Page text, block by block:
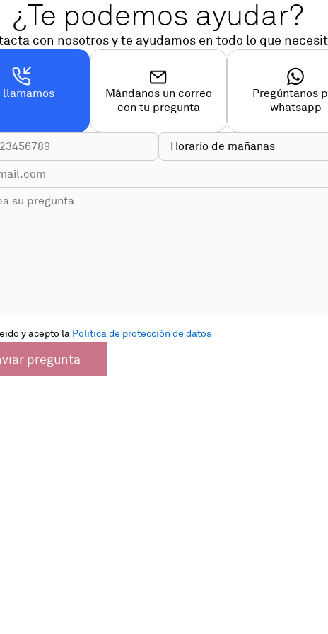
¿Te podemos ayudar?
con nosotros y te ayudamos en todo lo que
llamamos
Mándanos un correo
con tu pregunta
Pregúntanos
whatsapp
y acepto la Politica de protección de datos
pregunta